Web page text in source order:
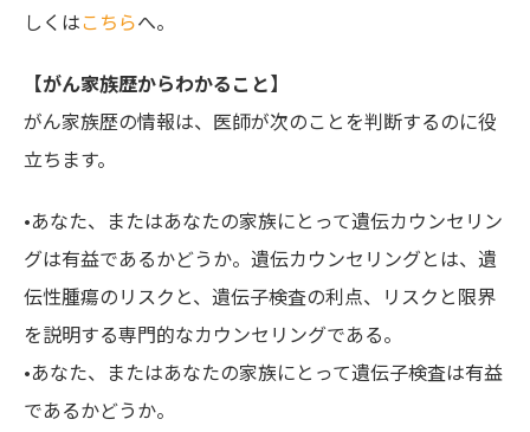
しくはこちらへ。
【がん家族歴からわかること】
がん家族歴の情報は、医師が次のことを判断するのに役
立ちます。
•あなた、またはあなたの家族にとって遺伝カウンセリン
グは有益であるかどうか。遺伝カウンセリングとは、遺
伝性腫瘍のリスクと、遺伝子検査の利点、リスクと限界
を説明する専門的なカウンセリングである。
•あなた、またはあなたの家族にとって遺伝子検査は有益
であるかどうか。